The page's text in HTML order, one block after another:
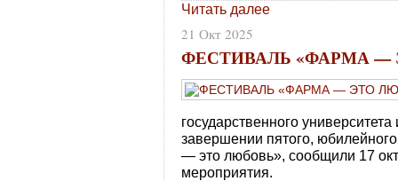
Читать далее
21 Окт 2025
ФЕСТИВАЛЬ «ФАРМА —
государственного
завершении пятого,
— это любовь», сообщили 17
мероприятия.